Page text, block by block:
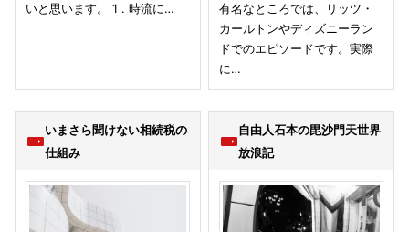
いと思います。 1 . 時流に…
有名なところでは、リッツ・
カールトンやディズニーラン
ドでのエピソードです。実際
に…
いまさら聞けない相続税の
仕組み
自由人石本の毘沙門天世界
放浪記